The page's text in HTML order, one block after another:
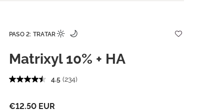
PASO 2: TRATAR
Matrixyl 10% + HA
4.5 (234)
€12.50 EUR